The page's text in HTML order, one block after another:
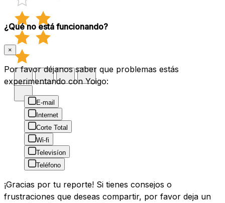
¿Qué no está funcionando?
×
Por favor déjanos saber que problemas estás
experimentando con Yoigo:
E-mail
Internet
Corte Total
Wi-fi
Televisíon
Teléfono
¡Gracias por tu reporte! Si tienes consejos o
frustraciones que deseas compartir, por favor deja un